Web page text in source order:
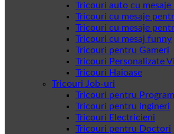
Tricouri auto cu mesaje
Tricouri cu mesaje
Tricouri cu mesaje
Tricouri cu mesaj funny
Tricouri pentru Gameri
Tricouri Personalizate
Tricouri Haioase
Tricouri Job-uri
Tricouri pentru
Tricouri pentru ingineri
Tricouri Electricieni
Tricouri pentru Doctori